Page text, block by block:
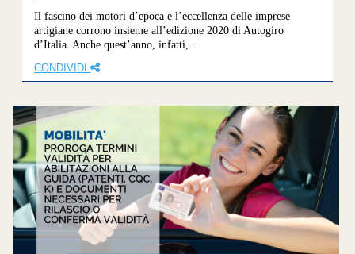
Il fascino dei motori d’epoca e l’eccellenza delle imprese
artigiane corrono insieme all’edizione 2020 di Autogiro
d’Italia. Anche quest’anno, infatti,...
CONDIVIDI